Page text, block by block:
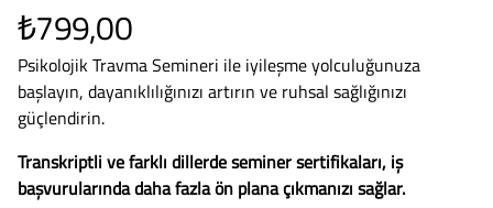
₺799,00
Psikolojik Travma Semineri ile iyileşme yolculuğunuza
başlayın, dayanıklılığınızı artırın ve ruhsal sağlığınızı
güçlendirin.
Transkriptli ve farklı dillerde seminer sertifikaları, iş
başvurularında daha fazla ön plana çıkmanızı sağlar.